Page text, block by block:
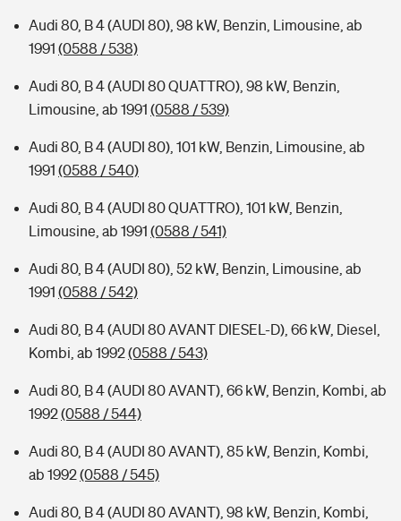
Audi 80, B 4 (AUDI 80), 98 kW, Benzin, Limousine, ab
1991 (0588 / 538)
Audi 80, B 4 (AUDI 80 QUATTRO), 98 kW, Benzin,
Limousine, ab 1991 (0588 / 539)
Audi 80, B 4 (AUDI 80), 101 kW, Benzin, Limousine, ab
1991 (0588 / 540)
Audi 80, B 4 (AUDI 80 QUATTRO), 101 kW, Benzin,
Limousine, ab 1991 (0588 / 541)
Audi 80, B 4 (AUDI 80), 52 kW, Benzin, Limousine, ab
1991 (0588 / 542)
Audi 80, B 4 (AUDI 80 AVANT DIESEL-D), 66 kW, Diesel,
Kombi, ab 1992(0588 / 543)
Audi 80, B 4 (AUDI 80 AVANT), 66 kW, Benzin, Kombi, ab
1992(0588 / 544)
Audi 80, B 4 (AUDI 80 AVANT), 85 kW, Benzin, Kombi,
ab 1992(0588 / 545)
Audi 80, B 4 (AUDI 80 AVANT), 98 kW, Benzin, Kombi,